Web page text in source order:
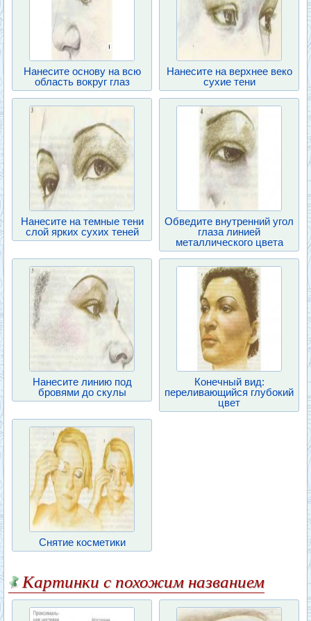
Нанесите основу на всю
область вокруг глаз
Нанесите на верхнее веко
сухие тени
Нанесите на темные тени
слой ярких сухих теней
Обведите внутренний угол
глаза линией
металлического цвета
Нанесите линию под
бровями до скулы
Конечный вид:
переливающийся глубокий
цвет
Снятие косметики
Картинки с похожим названием